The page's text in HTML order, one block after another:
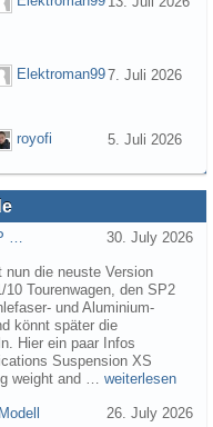
Elektroman997. Juli 2026
royofi 5. Juli 2026
… 30. July 2026
nun die neuste Version
Tourenwagen, den SP2
und Aluminium-
könnt später die
Hier ein paar Infos
Suspension XS
weight and … weiterlesen
26. July 2026